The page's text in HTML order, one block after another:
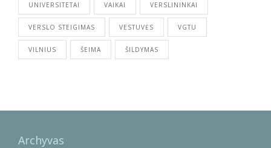
UNIVERSITETAI VAIKAI VERSLININKAI
VERSLO STEIGIMAS VESTUVĖS VGTU
VILNIUS ŠEIMA ŠILDYMAS
Archyvas